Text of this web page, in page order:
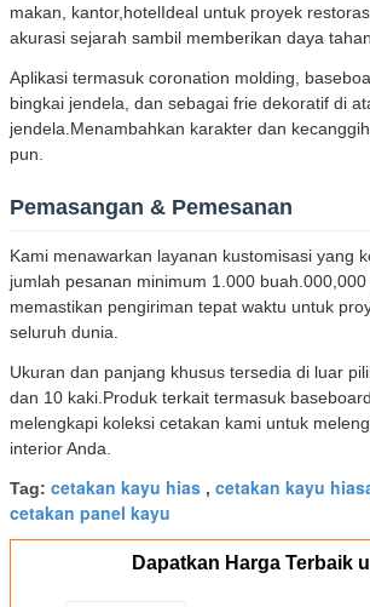
makan, kantor,hotelIdeal untuk proyek
akurasi sejarah sambil memberikan daya
Aplikasi termasuk coronation molding,
bingkai jendela, dan sebagai frie dekoratif di
jendela.Menambahkan karakter dan
pun.
Pemasangan & Pemesanan
Kami menawarkan layanan kustomisasi yang
jumlah pesanan minimum 1.000
memastikan pengiriman tepat waktu untuk
seluruh dunia.
Ukuran dan panjang khusus tersedia di luar
dan 10 kaki.Produk terkait termasuk
melengkapi koleksi cetakan kami untuk
interior Anda.
Tag: cetakan kayu hias , cetakan kayu
cetakan panel kayu
Dapatkan Harga Terbaik